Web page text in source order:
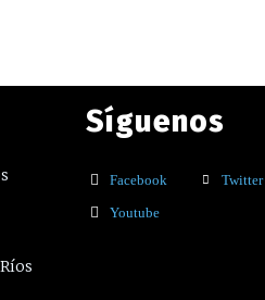
Síguenos
Facebook
Twitter
Youtube